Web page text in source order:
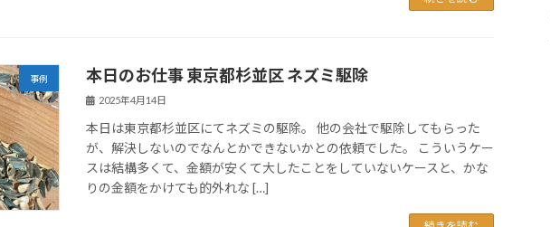
事例 本日のお仕事 東京都杉並区 ネズミ駆除
2025年4月14日
本日は東京都杉並区にてネズミの駆除。 他の会社で駆除してもらった
が、解決しないのでなんとかできないかとの依頼でした。 こういうケー
スは結構多くて、金額が安くて大したことをしていないケースと、かな
りの金額をかけても的外れな […]